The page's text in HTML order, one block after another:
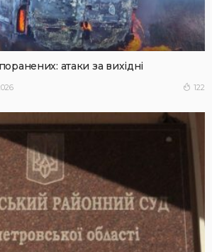
атаки за вихідні
122